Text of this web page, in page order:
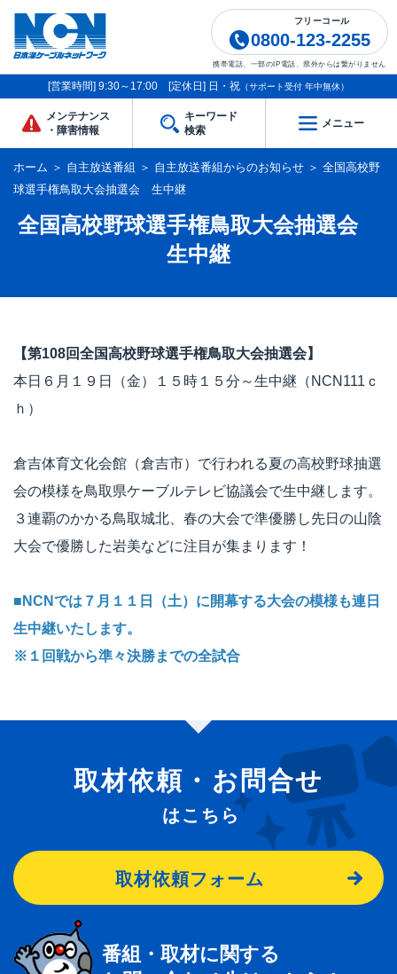
フリーコール
0800-123-2255
携帯電話、一部のIP電話、県外からは繋がりません
[営業時間] 9:30～17:00 [定休日] 日・祝 （サポート受付 年中無休）
メンテナンス
・障害情報
キーワード
検索
メニュー
ホーム ＞ 自主放送番組 ＞ 自主放送番組からのお知らせ ＞ 全国高校野
球選手権鳥取大会抽選会 生中継
全国高校野球選手権鳥取大会抽選会
生中継
【第108回全国高校野球選手権鳥取大会抽選会】
本日６月１９日（金）１５時１５分～生中継（NCN111ｃ
ｈ）
倉吉体育文化会館（倉吉市）で行われる夏の高校野球抽選
会の模様を鳥取県ケーブルテレビ協議会で生中継します。
３連覇のかかる鳥取城北、春の大会で準優勝し先日の山陰
大会で優勝した岩美などに注目が集まります！
■NCNでは７月１１日（土）に開幕する大会の模様も連日
生中継いたします。
※１回戦から準々決勝までの全試合
取材依頼・お問合せ
はこちら
取材依頼フォーム
番組・取材に関する